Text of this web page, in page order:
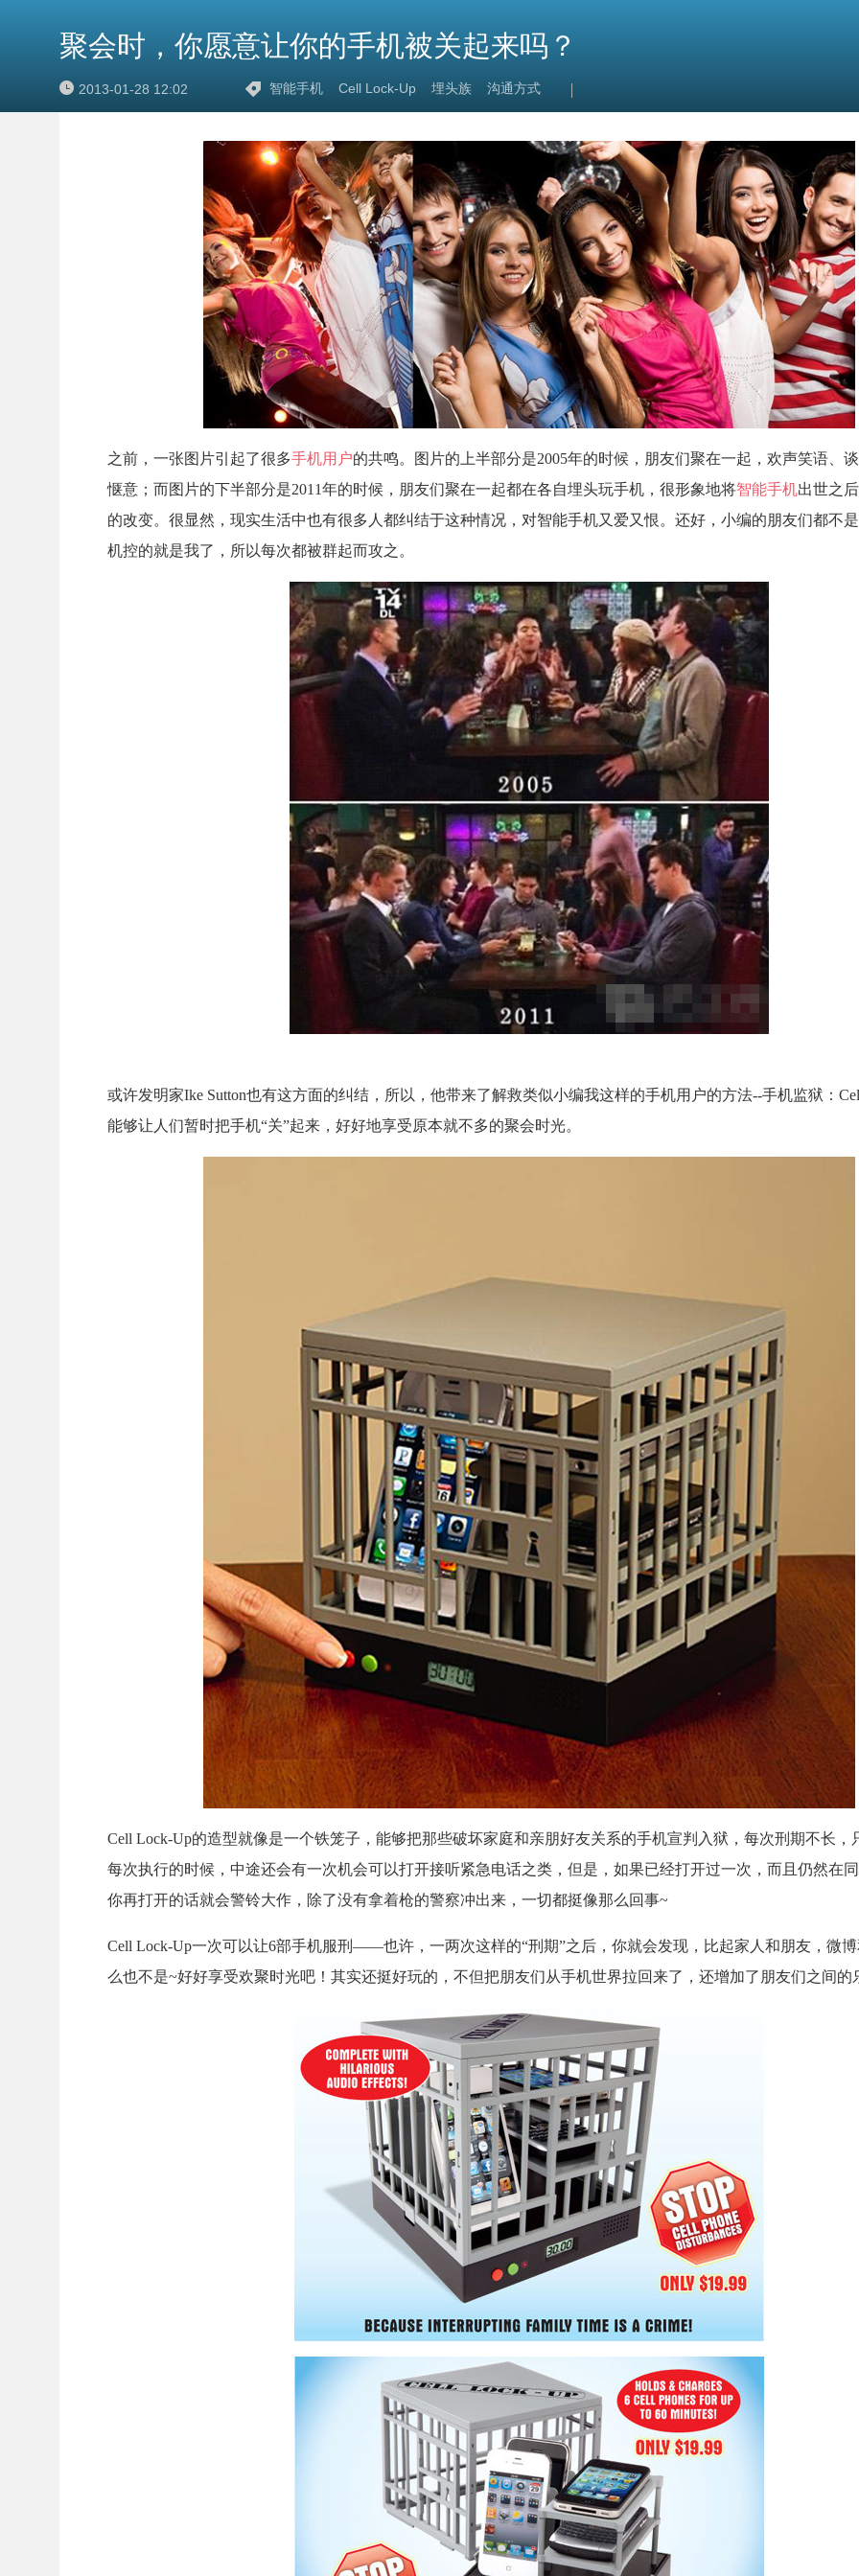
聚会时，你愿意让你的手机被关起来吗？
2013-01-28 12:02 智能手机 Cell Lock-Up 埋头族 沟通方式
之前，一张图片引起了很多手机用户的共鸣。图片的上半部分是2005年的时候，朋友们聚在一起，欢声笑语、
惬意；而图片的下半部分是2011年的时候，朋友们聚在一起都在各自埋头玩手机，很形象地将智能手机出世之
的改变。很显然，现实生活中也有很多人都纠结于这种情况，对智能手机又爱又恨。还好，小编的朋友们都不
机控的就是我了，所以每次都被群起而攻之。
或许发明家Ike Sutton也有这方面的纠结，所以，他带来了解救类似小编我这样的手机用户的方法--手机监狱：
能够让人们暂时把手机“关”起来，好好地享受原本就不多的聚会时光。
Cell Lock-Up的造型就像是一个铁笼子，能够把那些破坏家庭和亲朋好友关系的手机宣判入狱，每次刑期不长，
每次执行的时候，中途还会有一次机会可以打开接听紧急电话之类，但是，如果已经打开过一次，而且仍然在同
你再打开的话就会警铃大作，除了没有拿着枪的警察冲出来，一切都挺像那么回事~
Cell Lock-Up一次可以让6部手机服刑——也许，一两次这样的“刑期”之后，你就会发现，比起家人和朋友，微
么也不是~好好享受欢聚时光吧！其实还挺好玩的，不但把朋友们从手机世界拉回来了，还增加了朋友们之间的